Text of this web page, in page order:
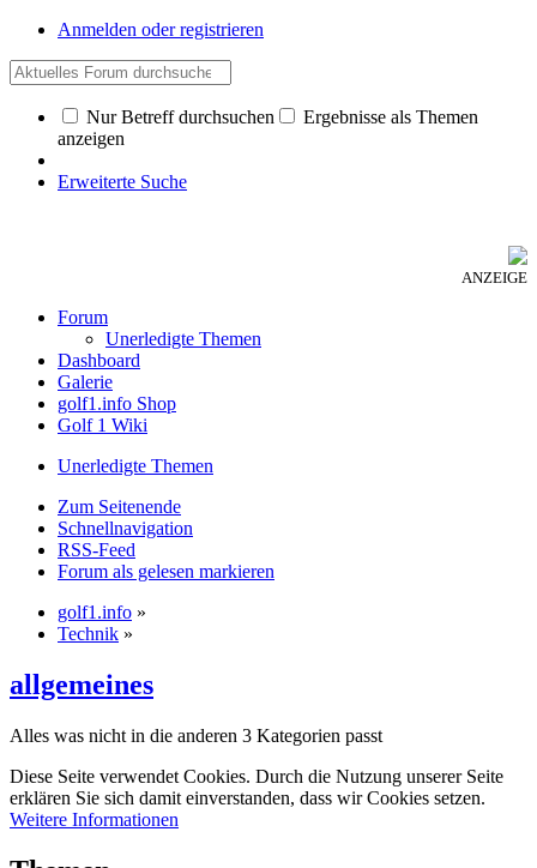
Anmelden oder registrieren
Nur Betreff durchsuchen
Ergebnisse als Themen
anzeigen
Erweiterte Suche
ANZEIGE
Forum
Unerledigte Themen
Dashboard
Galerie
golf1.info Shop
Golf 1 Wiki
Unerledigte Themen
Zum Seitenende
Schnellnavigation
RSS-Feed
Forum als gelesen markieren
golf1.info »
Technik »
allgemeines
Alles was nicht in die anderen 3 Kategorien passt
Diese Seite verwendet Cookies. Durch die Nutzung unserer Seite
erklären Sie sich damit einverstanden, dass wir Cookies setzen.
Weitere Informationen